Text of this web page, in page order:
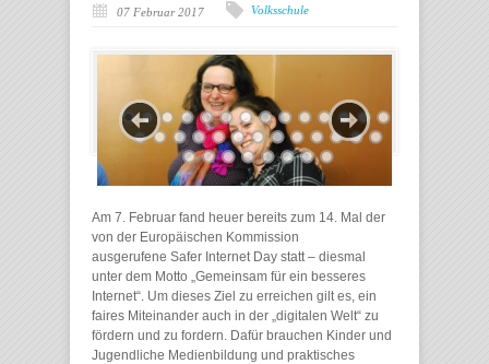
07 Februar 2017 Volksschule
Am 7. Februar fand heuer bereits zum 14. Mal der
von der Europäischen Kommission
ausgerufene Safer Internet Day statt – diesmal
unter dem Motto „Gemeinsam für ein besseres
Internet“. Um dieses Ziel zu erreichen gilt es, ein
faires Miteinander auch in der „digitalen Welt“ zu
fördern und zu fordern. Dafür brauchen Kinder und
Jugendliche Medienbildung und praktisches